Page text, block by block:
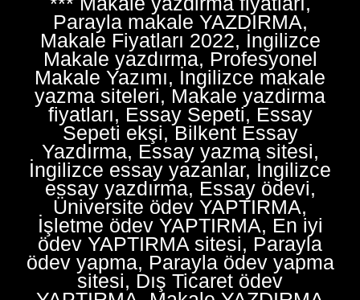
Parayla makale YAZDIRMA,
Makale Fiyatları 2022, İngilizce
Makale yazdırma, Profesyonel
Makale Yazımı, İngilizce makale
yazma siteleri, Makale yazdirma
fiyatları, Essay Sepeti, Essay
Sepeti ekşi, Bilkent Essay
Yazdırma, Essay yazma sitesi,
İngilizce essay yazanlar, İngilizce
essay yazdırma, Essay ödevi,
Üniversite ödev YAPTIRMA,
İşletme ödev YAPTIRMA, En iyi
ödev YAPTIRMA sitesi, Parayla
ödev yapma, Parayla ödev yapma
sitesi, Dış Ticaret ödev